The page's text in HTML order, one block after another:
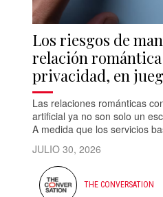
Los riesgos de
relación romántica
privacidad, en
Las relaciones románticas
artificial ya no son solo un
A medida que los servicios
JULIO 30, 2026
THE CONVERSATION